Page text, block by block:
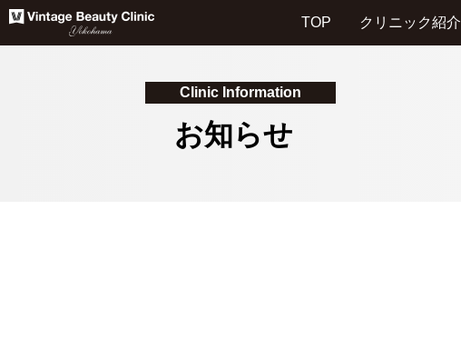
TOP クリニック紹介
Clinic Information
お知らせ